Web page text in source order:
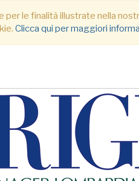
le finalità illustrate nella
Clicca qui per maggiori